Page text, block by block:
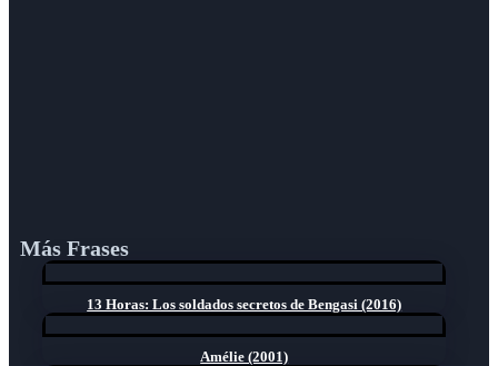
Más Frases
13 Horas: Los soldados secretos de Bengasi (2016)
Amélie (2001)